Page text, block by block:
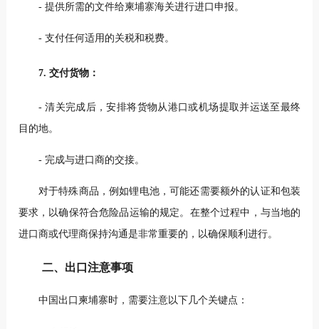
- 提供所需的文件给柬埔寨海关进行进口申报。
- 支付任何适用的关税和税费。
7. 交付货物：
- 清关完成后，安排将货物从港口或机场提取并运送至最终
目的地。
- 完成与进口商的交接。
对于特殊商品，例如锂电池，可能还需要额外的认证和包装
要求，以确保符合危险品运输的规定。在整个过程中，与当地的
进口商或代理商保持沟通是非常重要的，以确保顺利进行。
二、出口注意事项
中国出口柬埔寨时，需要注意以下几个关键点：